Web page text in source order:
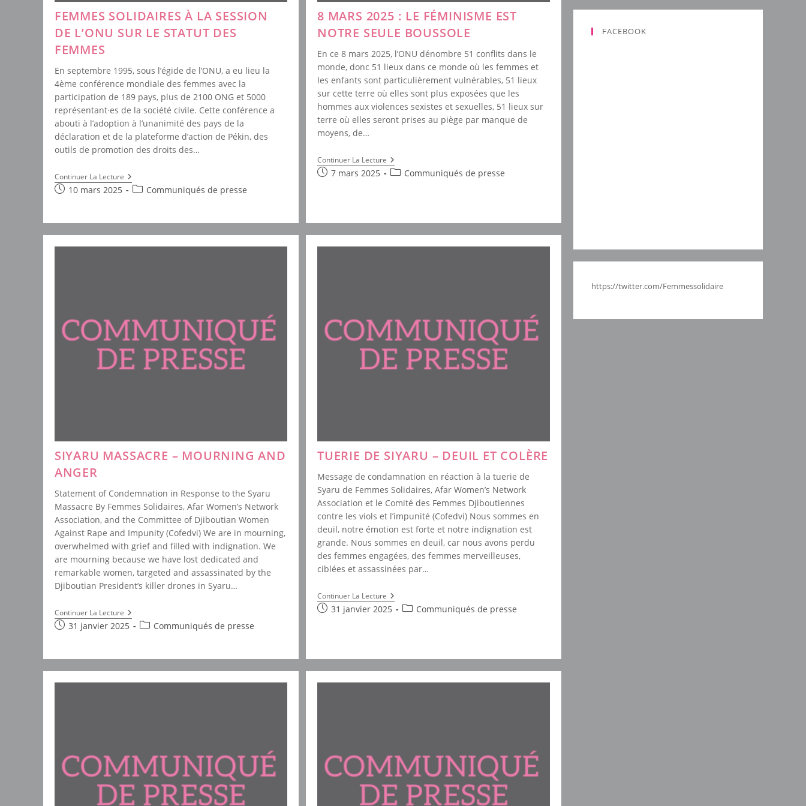
FEMMES SOLIDAIRES À LA SESSION
DE L’ONU SUR LE STATUT DES
FEMMES
En septembre 1995, sous l’égide de l’ONU, a eu lieu la
4ème conférence mondiale des femmes avec la
participation de 189 pays, plus de 2100 ONG et 5000
représentant·es de la société civile. Cette conférence a
abouti à l’adoption à l’unanimité des pays de la
déclaration et de la plateforme d’action de Pékin, des
outils de promotion des droits des…
Continuer La LectureFemmes
Solidaires
De
L’ONU
Sur
Publication
10 mars 2025
PostCommuniqués de presse
8 MARS 2025 : LE FÉMINISME EST
NOTRE SEULE BOUSSOLE
En ce 8 mars 2025, l’ONU dénombre 51 conflits dans le
monde, donc 51 lieux dans ce monde où les femmes et
les enfants sont particulièrement vulnérables, 51 lieux
sur cette terre où elles sont plus exposées que les
hommes aux violences sexistes et sexuelles, 51 lieux sur
terre où elles seront prises au piège par manque de
moyens, de…
Continuer La Lecture 8
Mars
2025
Notre
Seule
Boussole
Publication
7 mars 2025
PostCommuniqués de presse
SIYARU MASSACRE – MOURNING AND
ANGER
Statement of Condemnation in Response to the Syaru
Massacre By Femmes Solidaires, Afar Women’s Network
Association, and the Committee of Djiboutian Women
Against Rape and Impunity (Cofedvi) We are in mourning,
overwhelmed with grief and filled with indignation. We
are mourning because we have lost dedicated and
remarkable women, targeted and assassinated by the
Djiboutian President’s killer drones in Syaru…
Continuer La LectureSIYARU
MASSACRE
–
Anger
Publication
31 janvier 2025
PostCommuniqués de presse
TUERIE DE SIYARU – DEUIL ET COLÈRE
Message de condamnation en réaction à la tuerie de
Syaru de Femmes Solidaires, Afar Women’s Network
Association et le Comité des Femmes Djiboutiennes
contre les viols et l’impunité (Cofedvi) Nous sommes en
deuil, notre émotion est forte et notre indignation est
grande. Nous sommes en deuil, car nous avons perdu
des femmes engagées, des femmes merveilleuses,
ciblées et assassinées par…
Continuer La Lecture Tuerie
De
Siyaru
Publication
31 janvier 2025
PostCommuniqués de presse
FACEBOOK
https://twitter.com/Femmessolidaire